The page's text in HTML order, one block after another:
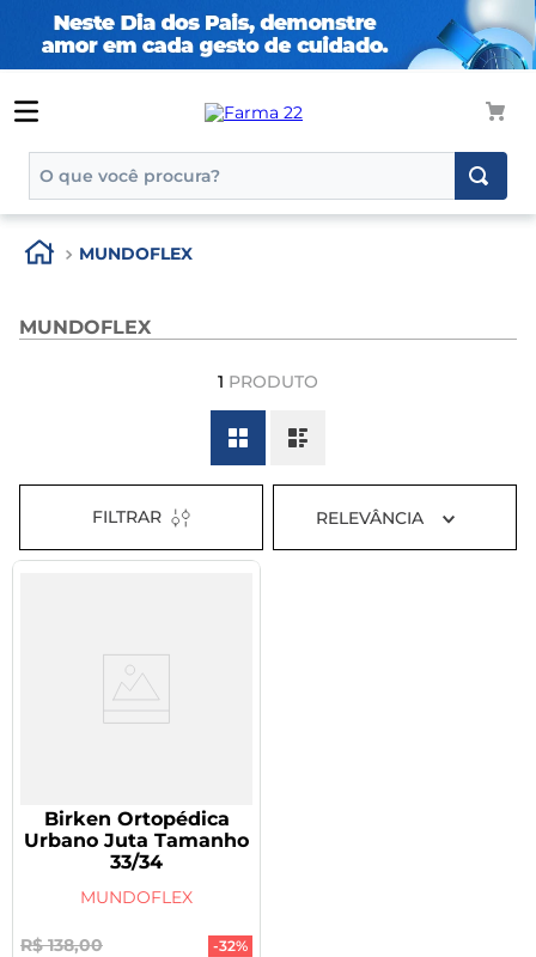
TERMOS MAIS BUSCADOS
1º
tadalafila
3º
generico
dipirona
8º
tadalafila 5mg
MUNDOFLEX
MUNDOFLEX
1 PRODUTO
FILTRAR RELEVÂNCIA
Birken Ortopédica
Urbano Juta Tamanho
33/34
MUNDOFLEX
R$ 138,00 -32%